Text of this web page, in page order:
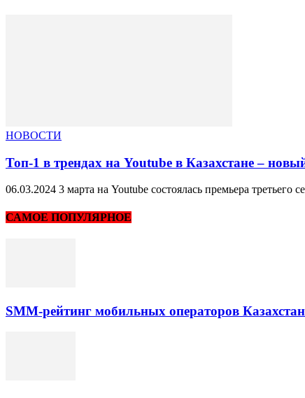
НОВОСТИ
Топ-1 в трендах на Youtube в Казахстане –
06.03.2024 3 марта на Youtube состоялась премьера
САМОЕ ПОПУЛЯРНОЕ
SMM-рейтинг мобильных операторов